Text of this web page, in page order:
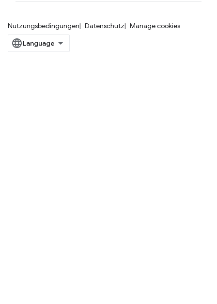
Nutzungsbedingungen Datenschutz Manage cookies